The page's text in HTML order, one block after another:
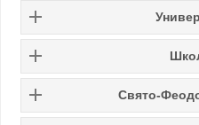
Свято-